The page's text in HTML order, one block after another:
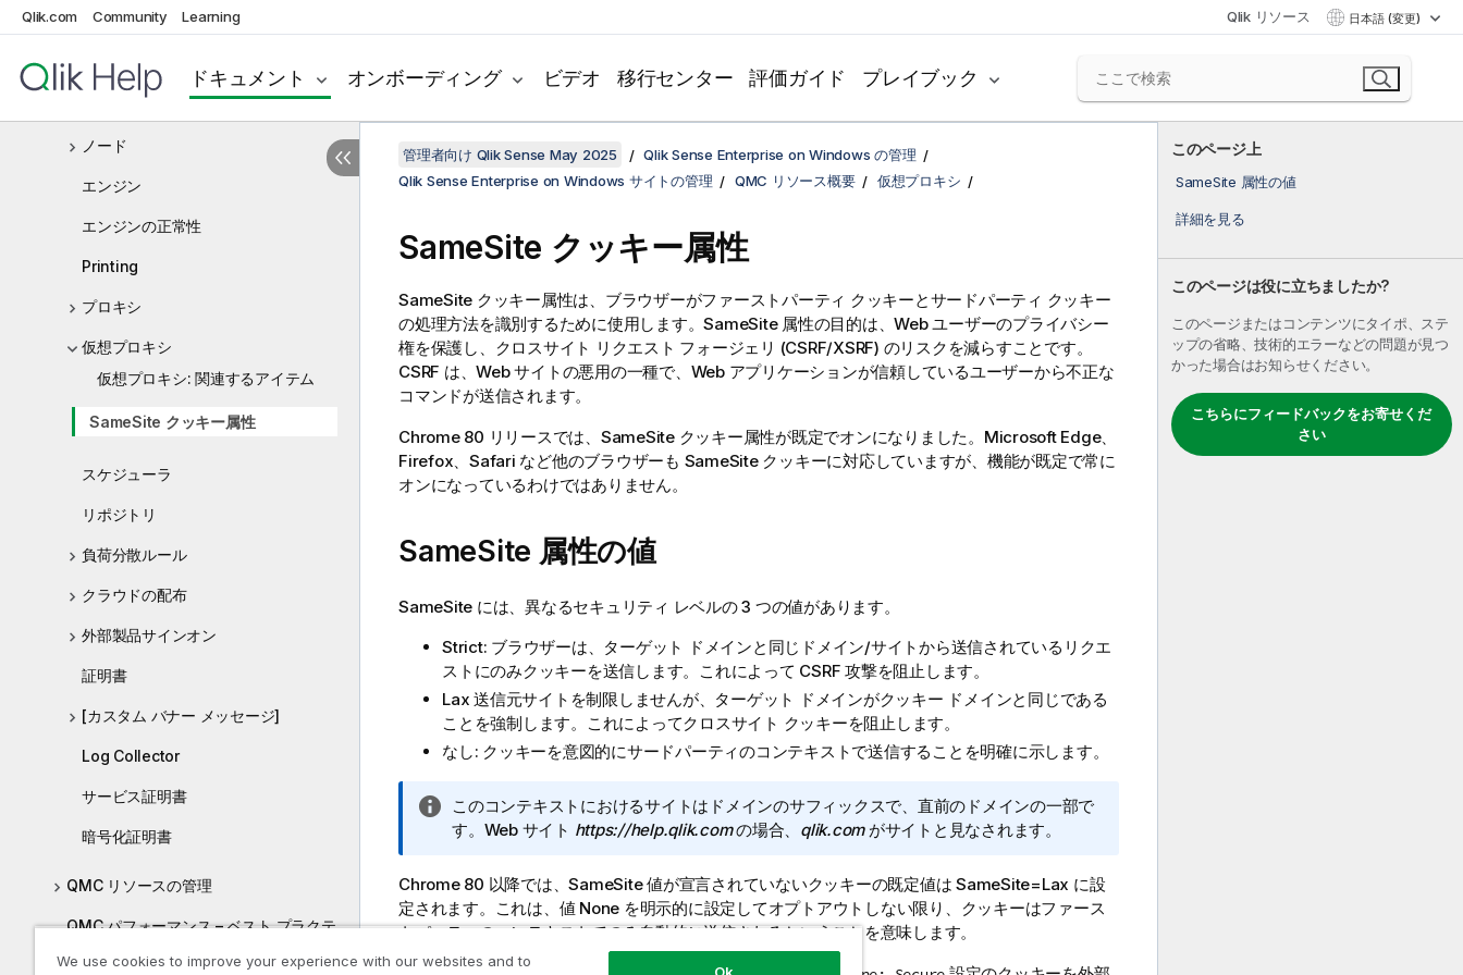
Qlik.com Community Learning Qlik リソース 日本語 (変更)
ドキュメント オンボーディング ビデオ 移行センター 評価ガイド プレイブック
ユーザー ディレクトリ コネクタ
監視アプリ
サービス クラスター
ノード
エンジン
エンジンの正常性
Printing
プロキシ
仮想プロキシ
仮想プロキシ: 関連するアイテム
SameSite クッキー属性
スケジューラ
リポジトリ
負荷分散ルール
クラウドの配布
外部製品サインオン
証明書
[カスタム バナー メッセージ]
Log Collector
サービス証明書
暗号化証明書
QMC リソースの管理
QMC パフォーマンス – ベスト プラクテ
このページ上
SameSite 属性の値
詳細を見る
このページは役に立ちましたか?
このページまたはコンテンツにタイポ、ステ
ップの省略、技術的エラーなどの問題が見つ
かった場合はお知らせください。
こちらにフィードバックをお寄せくだ
さい
管理者向け Qlik Sense May 2025
Qlik Sense Enterprise on Windows の管理
Qlik Sense Enterprise on Windows サイトの管理
QMC リソース概要 仮想プロキシ
SameSite クッキー属性
SameSite クッキー属性は、ブラウザーがファーストパーティ クッキーとサードパーティ クッキー
の処理方法を識別するために使用します。SameSite 属性の目的は、Web ユーザーのプライバシー
権を保護し、クロスサイト リクエスト フォージェリ (CSRF/XSRF) のリスクを減らすことです。
CSRF は、Web サイトの悪用の一種で、Web アプリケーションが信頼しているユーザーから不正な
コマンドが送信されます。
Chrome 80 リリースでは、SameSite クッキー属性が既定でオンになりました。Microsoft Edge、
Firefox、Safari など他のブラウザーも SameSite クッキーに対応していますが、機能が既定で常に
オンになっているわけではありません。
SameSite 属性の値
SameSite には、異なるセキュリティ レベルの 3 つの値があります。
Strict: ブラウザーは、ターゲット ドメインと同じドメイン/サイトから送信されているリクエ
ストにのみクッキーを送信します。これによって CSRF 攻撃を阻止します。
Lax 送信元サイトを制限しませんが、ターゲット ドメインがクッキー ドメインと同じである
ことを強制します。これによってクロスサイト クッキーを阻止します。
なし: クッキーを意図的にサードパーティのコンテキストで送信することを明確に示します。
情
報
モ
このコンテキストにおけるサイトはドメインのサフィックスで、直前のドメインの一部で
す。Web サイト https://help.qlik.comの場合、 qlik.comがサイトと見なされます。
Chrome 80 以降では、SameSite 値が宣言されていないクッキーの既定値は SameSite=Lax に設
定されます。これは、値 None を明示的に設定してオプトアウトしない限り、クッキーはファース
トパーティのコンテキストでのみ自動的に送信されるということを意味します。
We use cookies to improve your experience with our websites and to